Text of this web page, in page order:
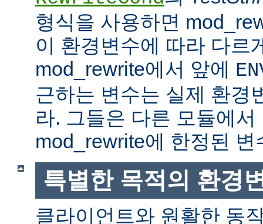
형식을 사용하면
이 환경변수에 따라 다르
mod_rewrite에서 앞에
근하는 변수는 실제 환경
라. 그들은 다른 모듈에
mod_rewrite에 한정된 변
특별한 목적의 환경
클라이언트와 원활한 동